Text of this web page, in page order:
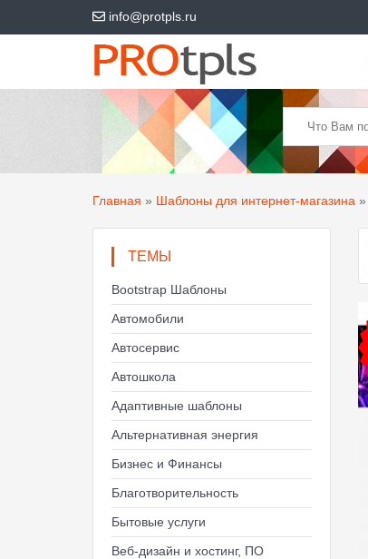
info@protpls.ru
Главная » Шаблоны для интернет-магазина »
ТЕМЫ
Bootstrap Шаблоны
Автомобили
Автосервис
Автошкола
Адаптивные шаблоны
Альтернативная энергия
Бизнес и Финансы
Благотворительность
Бытовые услуги
Веб-дизайн и хостинг, ПО